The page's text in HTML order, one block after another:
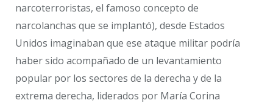
narcoterroristas, el famoso concepto de
narcolanchas que se implantó), desde Estados
Unidos imaginaban que ese ataque militar podría
haber sido acompañado de un levantamiento
popular por los sectores de la derecha y de la
extrema derecha, liderados por María Corina